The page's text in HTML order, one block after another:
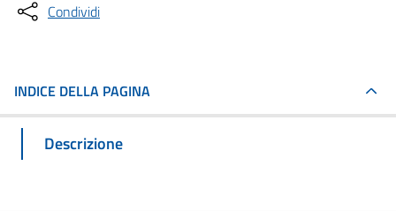
Condividi
INDICE DELLA PAGINA
Descrizione